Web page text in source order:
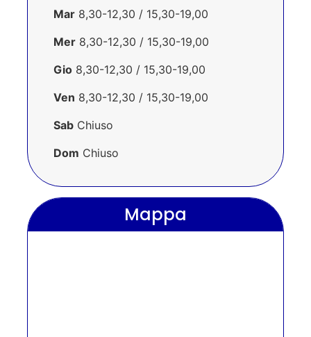
Mar8,30-12,30 / 15,30-19,00
Mer8,30-12,30 / 15,30-19,00
Gio8,30-12,30 / 15,30-19,00
Ven 8,30-12,30 / 15,30-19,00
SabChiuso
Dom Chiuso
Mappa